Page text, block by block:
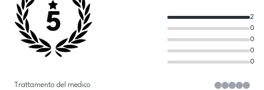
5
0
0
0
0
2
Trattamento del medico